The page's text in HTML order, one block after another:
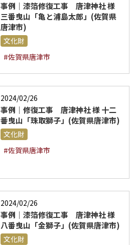
事例｜漆箔修復工事 唐津神社 様
三番曳山「亀と浦島太郎」(佐賀県
唐津市)
文化財
#佐賀県唐津市
2024/02/26
事例｜修復工事 唐津神社 様 十二
番曳山「珠取獅子」(佐賀県唐津市)
文化財
#佐賀県唐津市
2024/02/26
事例｜漆箔修復工事 唐津神社 様
八番曳山「金獅子」(佐賀県唐津市)
文化財